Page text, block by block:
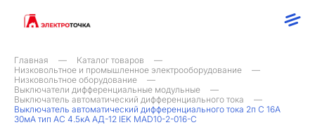
Главная
Каталог товаров
Низковольтное и промышленное электрооборудование
Низковольтное оборудование
Выключатели дифференциальные модульные
Выключатель автоматический дифференциального тока
Выключатель автоматический дифференциального тока 2п C 16А
30мА тип AC 4.5кА АД-12 IEK MAD10-2-016-C